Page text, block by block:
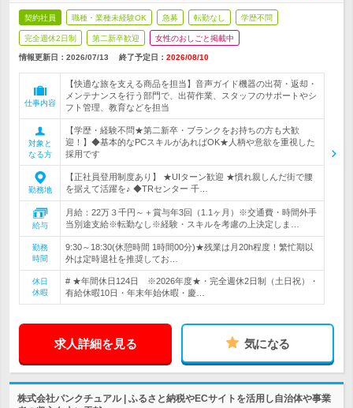
契約社員 職種・業種未経験OK 急募 転勤なし 学歴不問
完全週休2日制 第二新卒歓迎 女性のおしごと掲載中
情報更新日：2026/07/13 終了予定日： 2026/08/10
仕事内容
【快適な旅を支える商品を担当】音声ガイド機器の出荷・返却・
メンテナンスを行う部門で、出荷作業、スタッフのサポートやシ
フト管理、教育などを担当
対象と
なる方
【学歴・経験不問★第二新卒・ブランクをお持ちの方も大歓
迎！】◆基本的なPCスキルがあればOK★人柄や意欲を重視した
採用です
勤務地
【正社員登用制度あり】 ★UIターン歓迎 ★慣れ親しんだ街で腰
を据えて活躍を♪ ◆TRセンター 千…
給与
月給：22万３千円～＋賞与年3回（1.1ヶ月）※交通費・時間外手
当別途支給※転勤なし※経験・スキルを考慮の上決定しま…
勤務
時間
9:30～18:30(休憩時間 1時間00分)★残業は月20h程度！繁忙期以
外は定時退社を推奨してお…
休日
休暇
# ★年間休日124日 ※2026年度★・完全週休2日制（土日祝）・
有給休暇10日・年末年始休暇・慶…
求人詳細を見る 気になる
株式会社パンクチュアル | ふるさと納税やECサイトを活用し自治体や事業